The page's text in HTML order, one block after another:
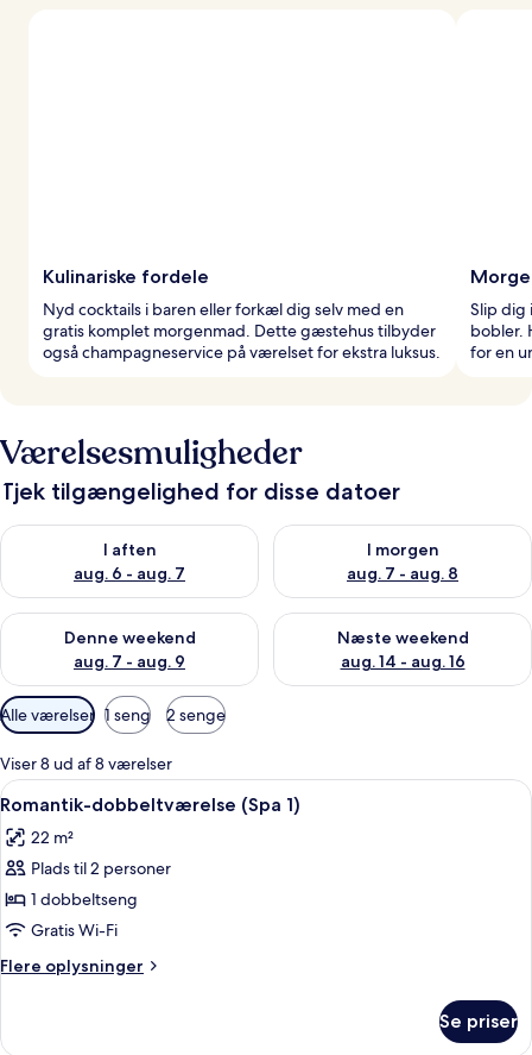
Kulinariske fordele
Nyd cocktails i baren eller forkæl dig selv med en
gratis komplet morgenmad. Dette gæstehus tilbyder
også champagneservice på værelset for ekstra luksus.
Slip dig
bobler.
for en
Værelsesmuligheder
Tjek tilgængelighed for disse datoer
I aften
aug. 6 - aug. 7
Tjek tilgængelighed for i aften aug. 6 - aug. 7
I morgen
aug. 7 - aug. 8
Tjek tilgængelighed for i
Denne weekend
aug. 7 - aug. 9
Tjek tilgængelighed for denne weekend aug. 7 - aug. 9
Næste weekend
aug. 14 - aug. 16
Tjek tilgængelighed for næste
Tilgængelige
filtre
for
værelser
Alle værelser 1 seng 2 senge
Viser 8 ud af 8 værelser
Indlæs
alle
billeder
af
Romantik-
dobbeltværelse
(Spa
1)
Et hotelværelse med en stor
9
Romantik-dobbeltværelse (Spa 1)
22 m²
Plads til 2 personer
1 dobbeltseng
Gratis Wi-Fi
Flere oplysninger
Flere
dobbeltværelse
Se priser